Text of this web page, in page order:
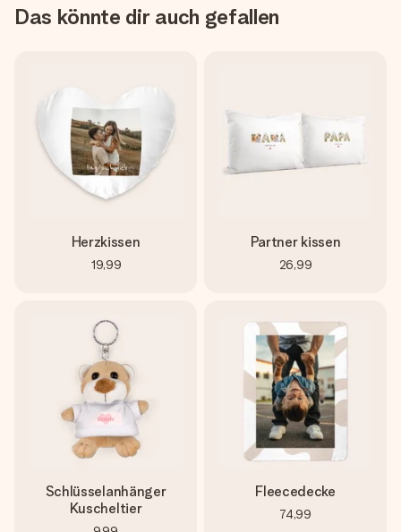
Das könnte dir auch gefallen
Herzkissen
19,99
Partner kissen
26,99
Schlüsselanhänger
Kuscheltier
Fleecedecke
74,99